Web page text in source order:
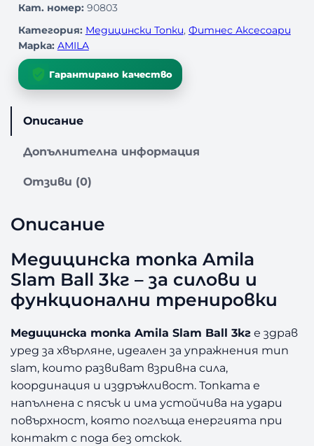
ч
е
с
т
М
д
ц
и
с
к
а
т
п
к
а
A
m
i
Кат. номер: 90803
Категория: Медицински Топки, Фитнес Аксесоари
Марка: AMILA
Гарантирано качество
Описание
Допълнителна информация
Отзиви (0)
Описание
Медицинска топка Amila
Slam Ball 3кг – за силови и
функционални тренировки
Медицинска топка Amila Slam Ball 3кг е здрав
уред за хвърляне, идеален за упражнения тип
slam, които развиват взривна сила,
координация и издръжливост. Топката е
напълнена с пясък и има устойчива на удари
повърхност, която поглъща енергията при
контакт с пода без отскок.